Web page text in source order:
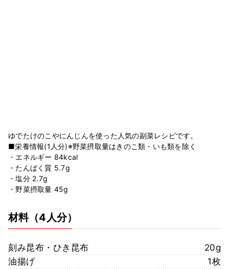
ゆでたけのこやにんじんを使った人気の副菜レシピです。
■栄養情報(1人分)※野菜摂取量はきのこ類・いも類を除く
・エネルギー 84kcal
・たんぱく質 5.7g
・塩分 2.7g
・野菜摂取量 45g
材料（4人分）
刻み昆布・ひき昆布
20g
油揚げ
1枚